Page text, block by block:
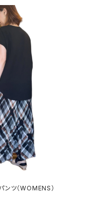
ンツ（WOMENS）